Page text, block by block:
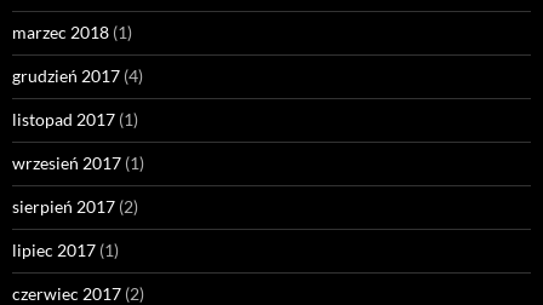
marzec 2018 (1)
grudzień 2017 (4)
listopad 2017 (1)
wrzesień 2017 (1)
sierpień 2017 (2)
lipiec 2017 (1)
czerwiec 2017 (2)